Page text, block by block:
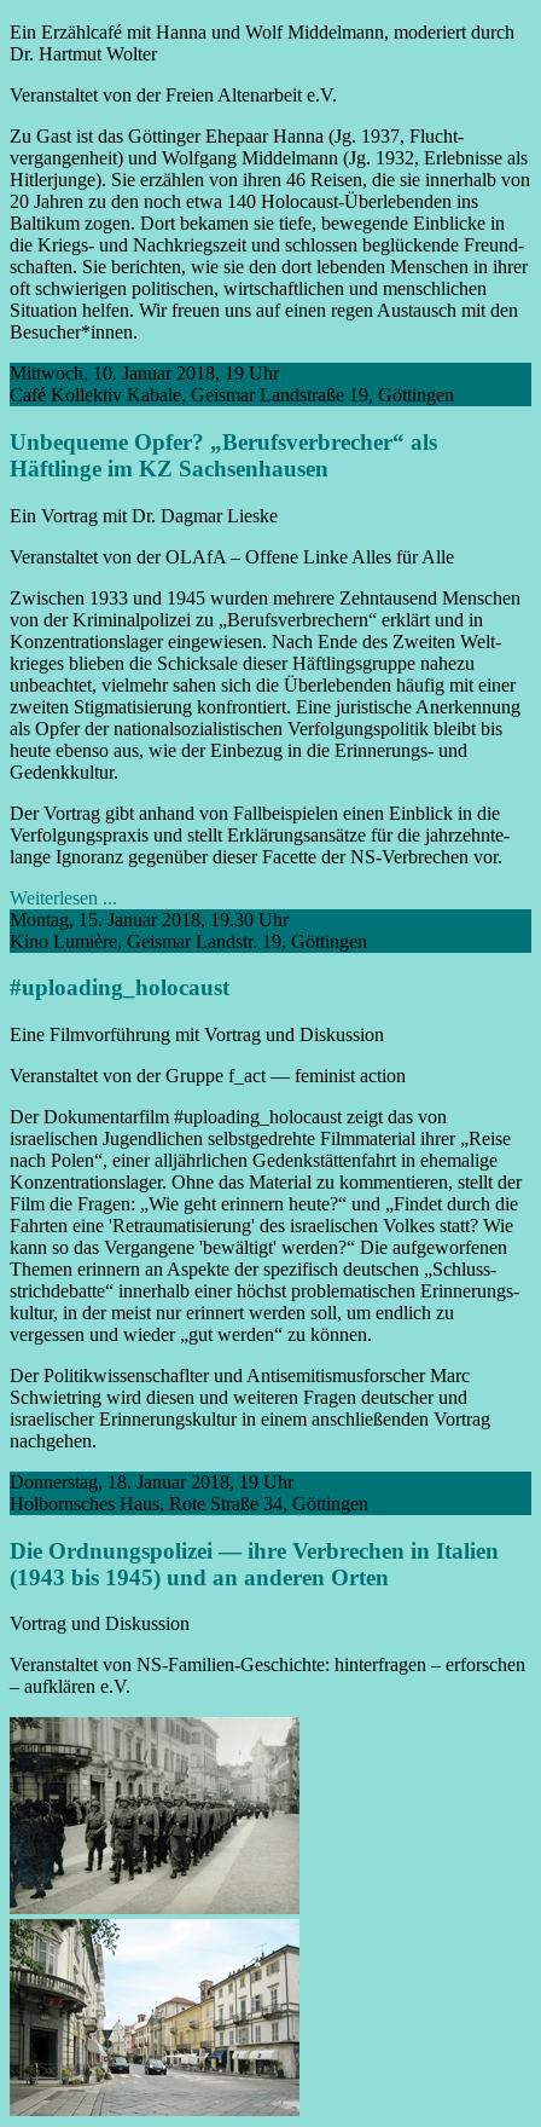
Ein Erzähl­café mit Hanna und Wolf Middel­mann, moderiert durch
Dr. Hartmut Wolter
Veranstaltet von der Freien Alten­arbeit e.V.
Zu Gast ist das Göttinger Ehepaar Hanna (Jg. 1937, Flucht­
vergangenheit) und Wolfgang Middel­mann (Jg. 1932, Erlebnisse als
Hitler­junge). Sie erzählen von ihren 46 Reisen, die sie innerhalb von
20 Jahren zu den noch etwa 140 Holocaust-Über­lebenden ins
Baltikum zogen. Dort bekamen sie tiefe, bewegende Einblicke in
die Kriegs- und Nach­kriegs­zeit und schlossen beglückende Freund­
schaften. Sie berichten, wie sie den dort lebenden Menschen in ihrer
oft schwierigen politischen, wirtschaft­lichen und mensch­lichen
Situation helfen. Wir freuen uns auf einen regen Austausch mit den
Besucher*innen.
Mittwoch, 10. Januar 2018, 19 Uhr
Café Kollektiv Kabale, Geismar Landstraße 19, Göttingen
Unbequeme Opfer? „Berufs­verbrecher“ als
Häftlinge im KZ Sachsen­hausen
Ein Vortrag mit Dr. Dagmar Lieske
Veranstaltet von der OLAfA – Offene Linke Alles für Alle
Zwischen 1933 und 1945 wurden mehrere Zehn­tausend Menschen
von der Kriminal­polizei zu „Berufs­verbrechern“ erklärt und in
Konzentrations­lager ein­gewiesen. Nach Ende des Zweiten Welt­
krieges blieben die Schicksale dieser Häftlings­gruppe nahezu
unbeachtet, vielmehr sahen sich die Über­lebenden häufig mit einer
zweiten Stigmati­sierung konfrontiert. Eine juristische Anerkennung
als Opfer der national­sozialistischen Verfolgungs­politik bleibt bis
heute ebenso aus, wie der Einbezug in die Erinnerungs- und
Gedenk­kultur.
Der Vortrag gibt anhand von Fall­beispielen einen Einblick in die
Verfolgung­spraxis und stellt Erklärungs­ansätze für die jahrzehnte­
lange Ignoranz gegenüber dieser Facette der NS-Verbrechen vor.
Weiterlesen ...
Montag, 15. Januar 2018, 19.30 Uhr
Kino Lumière, Geismar Landstr. 19, Göttingen
#uploading_holocaust
Eine Filmvorführung mit Vortrag und Diskussion
Veranstaltet von der Gruppe f_act — feminist action
Der Dokumentar­film #uploading_holo­caust zeigt das von
israelischen Jugendl­ichen selbst­gedrehte Film­material ihrer „Reise
nach Polen“, einer all­jährlichen Gedenk­stätten­fahrt in ehemalige
Konzentrations­lager. Ohne das Material zu kommentieren, stellt der
Film die Fragen: „Wie geht erinnern heute?“ und „Findet durch die
Fahrten eine 'Retraumati­sierung' des israelischen Volkes statt? Wie
kann so das Vergangene 'bewältigt' werden?“ Die auf­geworfenen
Themen erinnern an Aspekte der spezifisch deutschen „Schluss­
strich­debatte“ inner­halb einer höchst problemati­schen Erinnerungs­
kultur, in der meist nur erinnert werden soll, um endlich zu
vergessen und wieder „gut werden“ zu können.
Der Politik­wissen­schaflter und Anti­semitismus­forscher Marc
Schwietring wird diesen und weiteren Fragen deutscher und
israelischer Erinnerungs­kultur in einem anschließenden Vortrag
nachgehen.
Donnerstag, 18. Januar 2018, 19 Uhr
Holbornsches Haus, Rote Straße 34, Göttingen
Die Ordnungspolizei — ihre Verbrechen in Italien
(1943 bis 1945) und an anderen Orten
Vortrag und Diskussion
Veranstaltet von NS-Familien-Geschichte: hinterfragen – erforschen
– aufklären e.V.